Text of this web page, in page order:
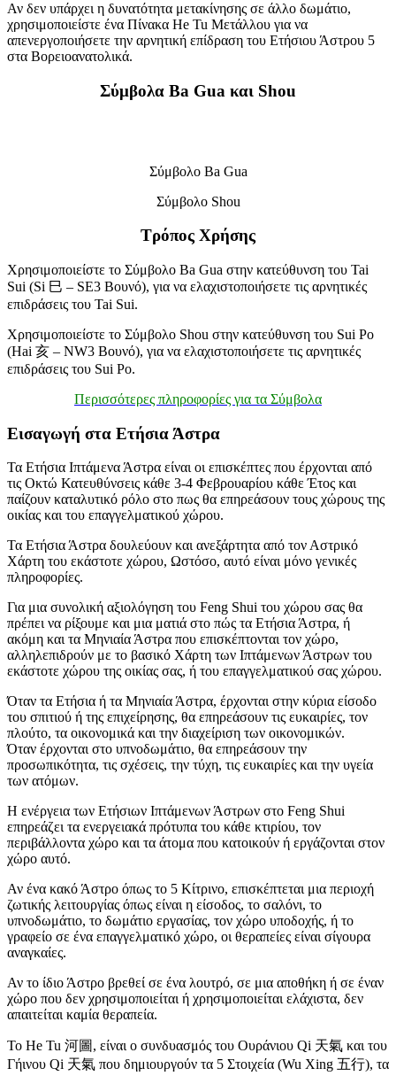
Αν δεν υπάρχει η δυνατότητα μετακίνησης σε άλλο δωμάτιο,
χρησιμοποιείστε ένα Πίνακα He Tu Μετάλλου για να
απενεργοποιήσετε την αρνητική επίδραση του Ετήσιου Άστρου 5
στα Βορειοανατολικά.
Σύμβολα Ba Gua και Shou
Σύμβολo Ba Gua
Σύμβολo Shou
Τρόπος Χρήσης
Χρησιμοποιείστε το Σύμβολο Ba Gua στην κατεύθυνση του Tai
Sui (Si 巳 – SE3 Βουνό), για να ελαχιστοποιήσετε τις αρνητικές
επιδράσεις του Tai Sui.
Χρησιμοποιείστε το Σύμβολο Shou στην κατεύθυνση του Sui Po
(Hai 亥 – NW3 Βουνό), για να ελαχιστοποιήσετε τις αρνητικές
επιδράσεις του Sui Po.
Περισσότερες πληροφορίες για τα Σύμβολα
Εισαγωγή στα Ετήσια Άστρα
Τα Ετήσια Ιπτάμενα Άστρα είναι οι επισκέπτες που έρχονται από
τις Οκτώ Κατευθύνσεις κάθε 3-4 Φεβρουαρίου κάθε Έτος και
παίζουν καταλυτικό ρόλο στο πως θα επηρεάσουν τους χώρους της
οικίας και του επαγγελματικού χώρου.
Τα Ετήσια Άστρα δουλεύουν και ανεξάρτητα από τον Αστρικό
Χάρτη του εκάστοτε χώρου, Ωστόσο, αυτό είναι μόνο γενικές
πληροφορίες.
Για μια συνολική αξιολόγηση του Feng Shui του χώρου σας θα
πρέπει να ρίξουμε και μια ματιά στο πώς τα Ετήσια Άστρα, ή
ακόμη και τα Μηνιαία Άστρα που επισκέπτονται τον χώρο,
αλληλεπιδρούν με το βασικό Χάρτη των Ιπτάμενων Άστρων του
εκάστοτε χώρου της οικίας σας, ή του επαγγελματικού σας χώρου.
Όταν τα Ετήσια ή τα Μηνιαία Άστρα, έρχονται στην κύρια είσοδο
του σπιτιού ή της επιχείρησης, θα επηρεάσουν τις ευκαιρίες, τον
πλούτο, τα οικονομικά και την διαχείριση των οικονομικών.
Όταν έρχονται στο υπνοδωμάτιο, θα επηρεάσουν την
προσωπικότητα, τις σχέσεις, την τύχη, τις ευκαιρίες και την υγεία
των ατόμων.
Η ενέργεια των Ετήσιων Ιπτάμενων Άστρων στο Feng Shui
επηρεάζει τα ενεργειακά πρότυπα του κάθε κτιρίου, τον
περιβάλλοντα χώρο και τα άτομα που κατοικούν ή εργάζονται στον
χώρο αυτό.
Αν ένα κακό Άστρο όπως το 5 Κίτρινο, επισκέπτεται μια περιοχή
ζωτικής λειτουργίας όπως είναι η είσοδος, το σαλόνι, το
υπνοδωμάτιο, το δωμάτιο εργασίας, τον χώρο υποδοχής, ή το
γραφείο σε ένα επαγγελματικό χώρο, οι θεραπείες είναι σίγουρα
αναγκαίες.
Αν το ίδιο Άστρο βρεθεί σε ένα λουτρό, σε μια αποθήκη ή σε έναν
χώρο που δεν χρησιμοποιείται ή χρησιμοποιείται ελάχιστα, δεν
απαιτείται καμία θεραπεία.
Το He Tu 河圖, είναι ο συνδυασμός του Ουράνιου Qi 天氣 και του
Γήινου Qi 天氣 που δημιουργούν τα 5 Στοιχεία (Wu Xing 五行), τα